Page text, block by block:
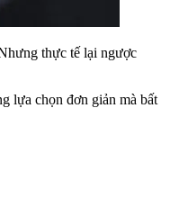
thực tế lại ngược
lựa chọn đơn giản mà bất